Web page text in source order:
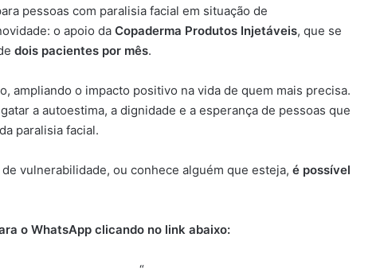
pessoas com paralisia facial em situação de
o apoio da Copaderma Produtos Injetáveis, que se
dois pacientes por mês.
ampliando o impacto positivo na vida de quem mais precisa.
a autoestima, a dignidade e a esperança de pessoas que
paralisia facial.
vulnerabilidade, ou conhece alguém que esteja, é possível
o WhatsApp clicando no link abaixo:
“